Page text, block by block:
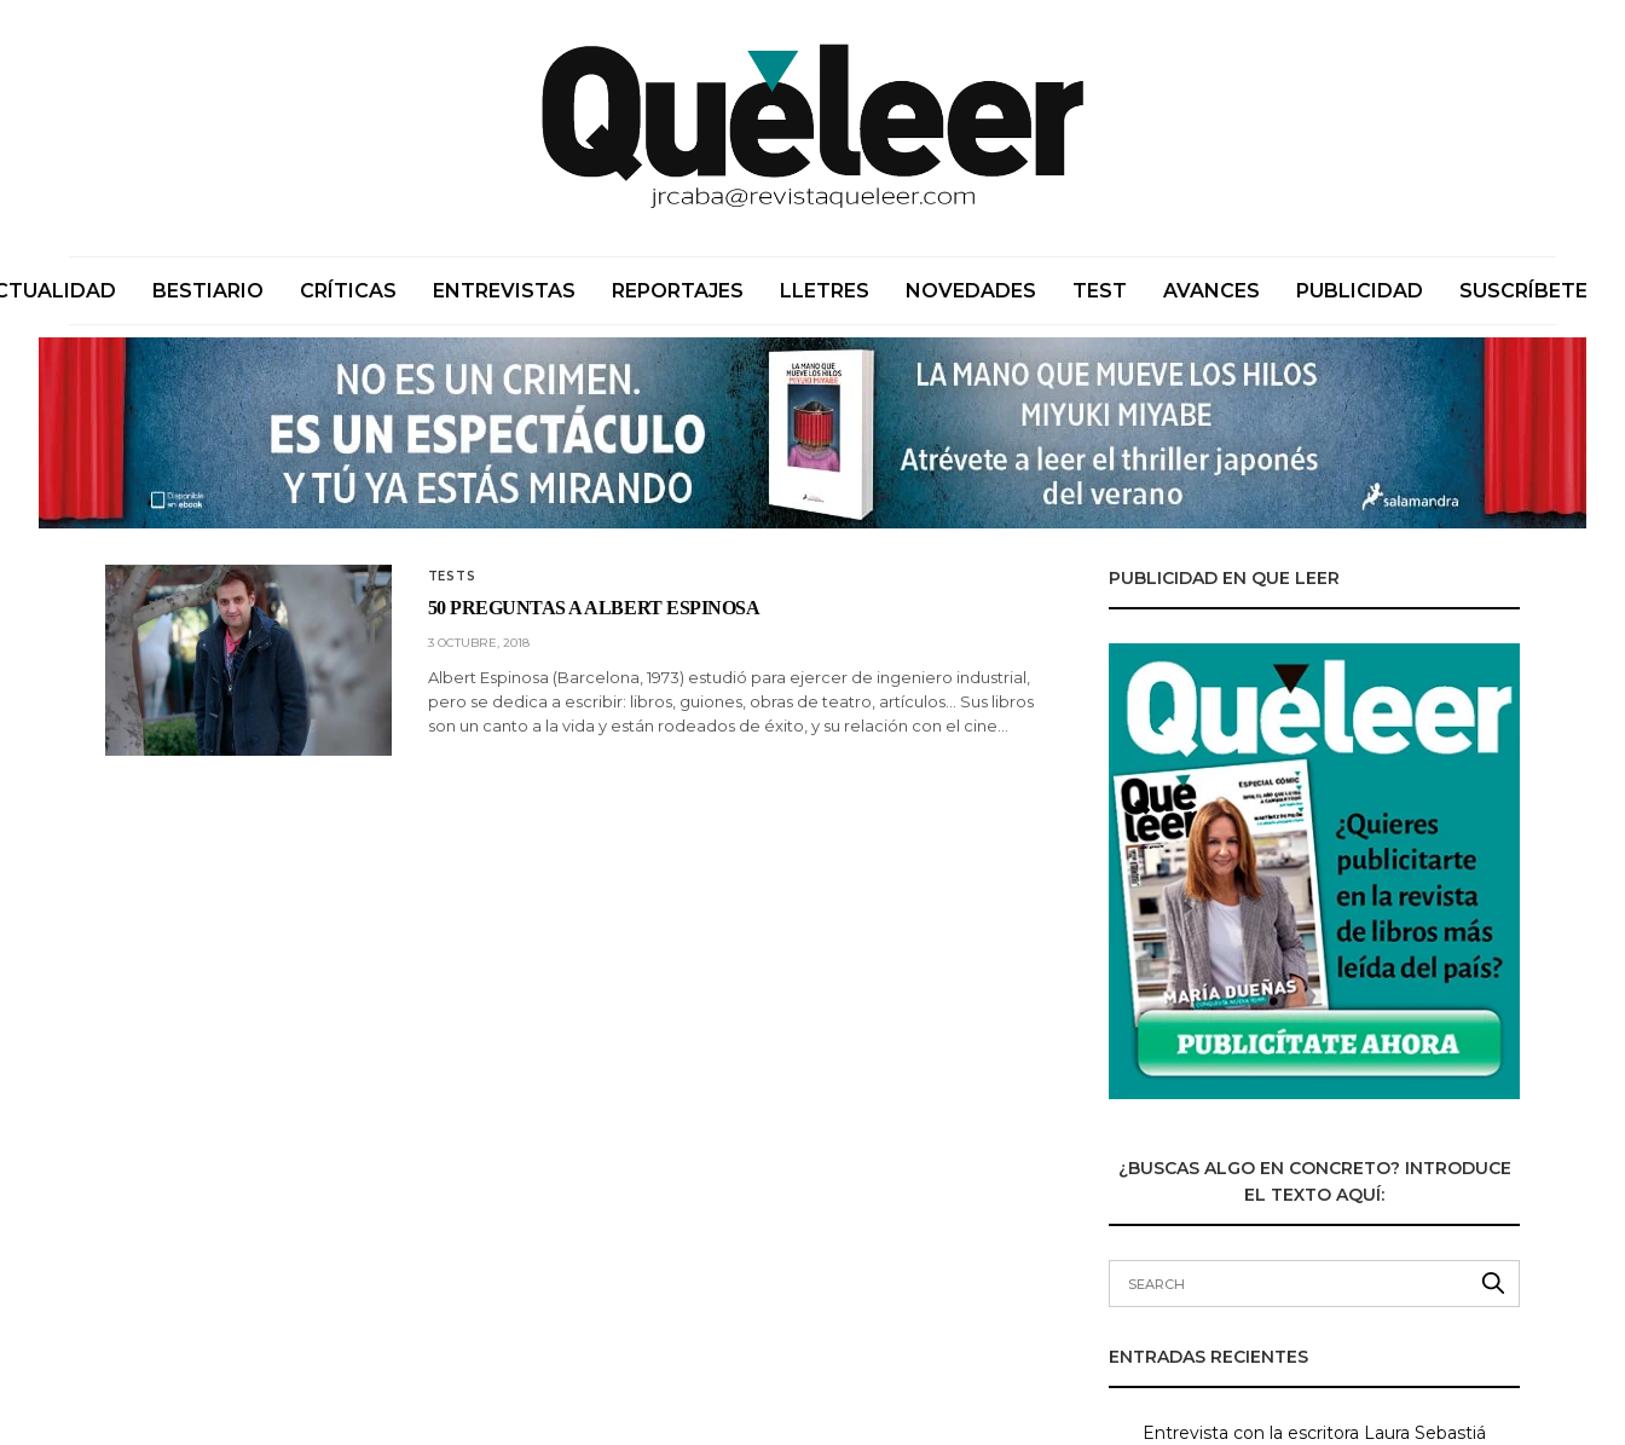
BESTIARIO CRÍTICAS ENTREVISTAS REPORTAJES LLETRES NOVEDADES TEST AVANCES PUBLICIDAD SUSCRÍBETE
TESTS
50 PREGUNTAS A ALBERT ESPINOSA
3 OCTUBRE, 2018
Albert Espinosa (Barcelona, 1973) estudió para ejercer de ingeniero industrial,
pero se dedica a escribir: libros, guiones, obras de teatro, artículos… Sus libros
son un canto a la vida y están rodeados de éxito, y su relación con el cine…
PUBLICIDAD EN QUE LEER
¿BUSCAS ALGO EN CONCRETO? INTRODUCE
EL TEXTO AQUÍ:
ENTRADAS RECIENTES
Entrevista con la escritora Laura Sebastiá